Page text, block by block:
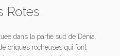
Rotes
dans la partie sud de Dénia.
criques rocheuses qui font